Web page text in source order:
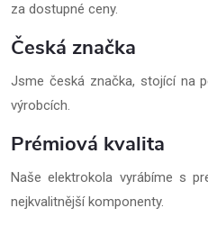
za dostupné ceny.
Česká značka
Jsme česká značka, stojící na
výrobcích.
Prémiová kvalita
Naše elektrokola vyrábíme s
nejkvalitnější komponenty.